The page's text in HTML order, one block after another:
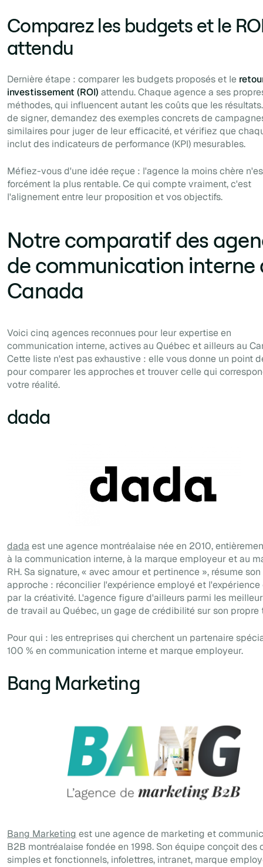
Comparez les budgets et le
attendu
Dernière étape : comparer les budgets proposés et le
investissement (ROI) attendu. Chaque agence a ses
méthodes, qui influencent autant les coûts que les
de signer, demandez des exemples concrets de
similaires pour juger de leur efficacité, et vérifiez que
inclut des indicateurs de performance (KPI) mesurables.
Méfiez-vous d'une idée reçue : l'agence la moins chère
forcément la plus rentable. Ce qui compte vraiment, c'est
l'alignement entre leur proposition et vos objectifs.
Notre comparatif des
de communication interne
Canada
Voici cinq agences reconnues pour leur expertise en
communication interne, actives au Québec et ailleurs au
Cette liste n'est pas exhaustive : elle vous donne un point
pour comparer les approches et trouver celle qui
votre réalité.
dada
dada est une agence montréalaise née en 2010,
à la communication interne, à la marque employeur et au
RH. Sa signature, « avec amour et pertinence », résume son
approche : réconcilier l'expérience employé et l'expérience
par la créativité. L'agence figure d'ailleurs parmi les
de travail au Québec, un gage de crédibilité sur son propre
Pour qui : les entreprises qui cherchent un partenaire
100 % en communication interne et marque employeur.
Bang Marketing
Bang Marketing est une agence de marketing et
B2B montréalaise fondée en 1998. Son équipe conçoit des
simples et fonctionnels, infolettres, intranet, marque